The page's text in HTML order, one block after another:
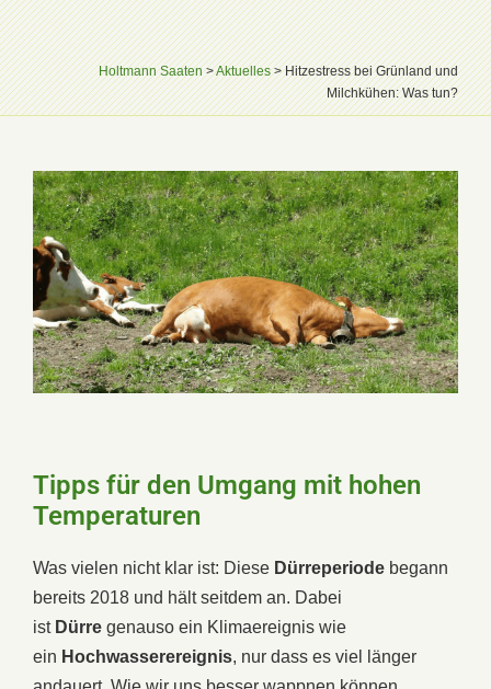
Holtmann Saaten>Aktuelles>Hitzestress bei Grünland und
Milchkühen: Was tun?
Tipps für den Umgang mit hohen
Temperaturen
Was vielen nicht klar ist: Diese Dürreperiode begann
bereits 2018 und hält seitdem an. Dabei
ist Dürre genauso ein Klimaereignis wie
ein Hochwasserereignis, nur dass es viel länger